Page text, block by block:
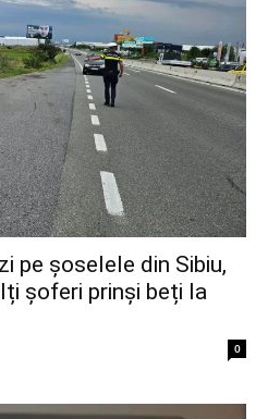
pe șoselele din Sibiu,
șoferi prinși beți la
0